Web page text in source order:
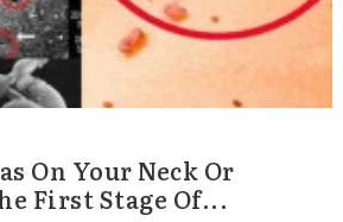
On Your Neck Or
First Stage Of...